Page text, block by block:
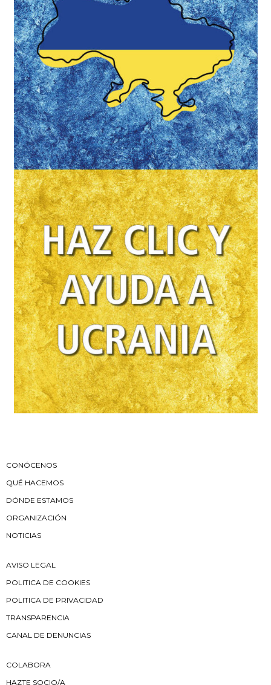
CONÓCENOS
QUÉ HACEMOS
DÓNDE ESTAMOS
ORGANIZACIÓN
NOTICIAS
AVISO LEGAL
POLITICA DE COOKIES
POLITICA DE PRIVACIDAD
TRANSPARENCIA
CANAL DE DENUNCIAS
COLABORA
HAZTE SOCIO/A